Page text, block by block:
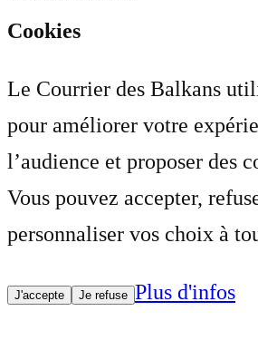
Cookies
Le Courrier des Balkans
pour améliorer votre
l’audience et proposer des
Vous pouvez accepter,
personnaliser vos choix à
J'accepte Je refuse Plus d'infos